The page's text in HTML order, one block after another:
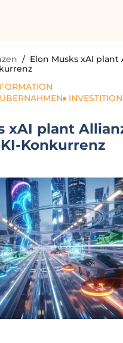
/ Elon Musks xAI plant
xAI plant
Konkurrenz